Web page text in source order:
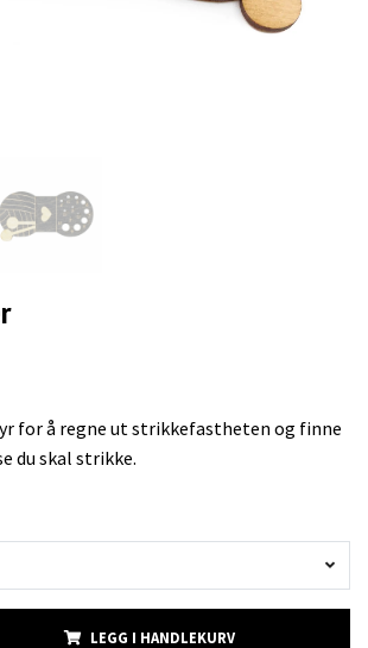
for å regne ut strikkefastheten og finne
du skal strikke.
LEGG I HANDLEKURV